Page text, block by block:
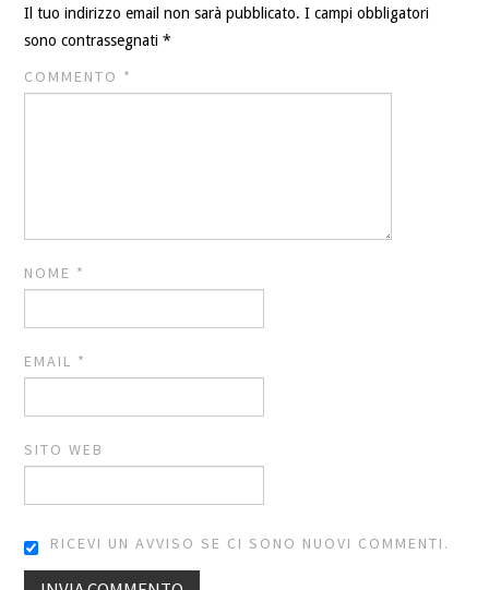
Il tuo indirizzo email non sarà pubblicato. I campi obbligatori
sono contrassegnati*
COMMENTO *
NOME *
EMAIL *
SITO WEB
RICEVI UN AVVISO SE CI SONO NUOVI COMMENTI.